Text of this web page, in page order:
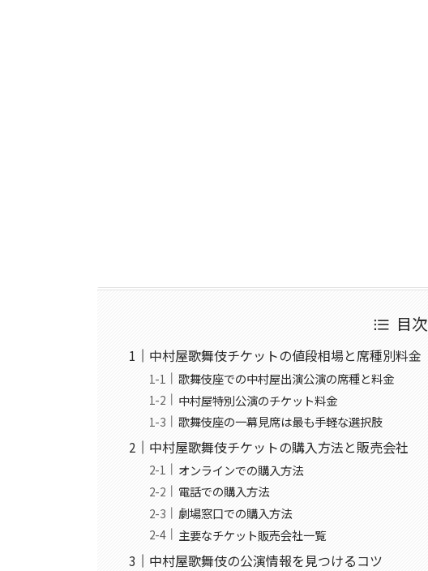
目次
中村屋歌舞伎チケットの値段相場と席種別料金
歌舞伎座での中村屋出演公演の席種と料金
中村屋特別公演のチケット料金
歌舞伎座の一幕見席は最も手軽な選択肢
中村屋歌舞伎チケットの購入方法と販売会社
オンラインでの購入方法
電話での購入方法
劇場窓口での購入方法
主要なチケット販売会社一覧
中村屋歌舞伎の公演情報を見つけるコツ